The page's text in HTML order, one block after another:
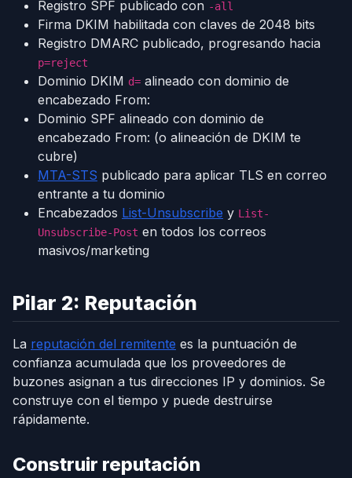
Registro SPF publicado con -all
Firma DKIM habilitada con claves de 2048 bits
Registro DMARC publicado, progresando hacia
p=reject
Dominio DKIM d= alineado con dominio de
encabezado From:
Dominio SPF alineado con dominio de
encabezado From: (o alineación de DKIM te
cubre)
MTA-STS publicado para aplicar TLS en correo
entrante a tu dominio
Encabezados List-Unsubscribe y List-
Unsubscribe-Post en todos los correos
masivos/marketing
Pilar 2: Reputación
La reputación del remitente es la puntuación de
confianza acumulada que los proveedores de
buzones asignan a tus direcciones IP y dominios. Se
construye con el tiempo y puede destruirse
rápidamente.
Construir reputación